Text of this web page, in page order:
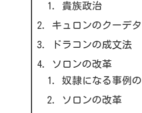
貴族政治
キュロンのクーデタ
ドラコンの成文法
ソロンの改革
奴隷になる事例
ソロンの改革